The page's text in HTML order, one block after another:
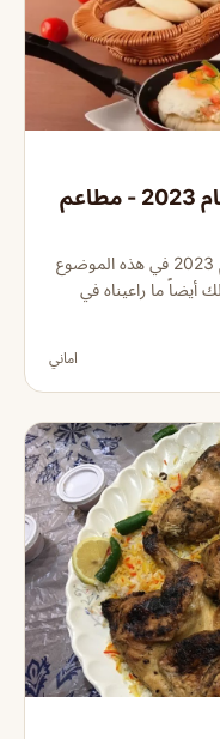
مطاعم افطار رمضان الدمام لعام 2023 - مطاعم
نقدم لكم مطاعم افطار رمضان الدمام لعام 2023 في هذه الموضوع
أيضاً ما راعيناه في
اماني